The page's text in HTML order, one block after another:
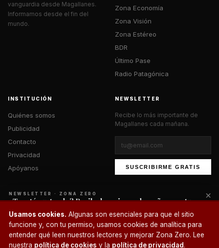
vanguardia desde Magallanes.
Informamos desde el fin del
mundo.
Zona Economía
Zona Visión
Zona Estéreo
BDR
Último Pase
Radio Patagónica
INSTITUCIÓN
Quiénes somos
Publicidad
Contacto
Privacidad
Apóyanos
NEWSLETTER
Recibe lo más importante de
Magallanes cada mañana.
SUSCRIBIRME GRATIS
© 2026 Zona Zero Media. Todos los derechos reservados.
Usamos cookies. Algunas son esenciales para que el sitio
funcione y, con tu permiso, usamos cookies de analítica para
entender qué leen nuestros lectores y mejorar Zona Zero. Lee
nuestra política de cookies y la política de privacidad.
¿Un café?
NEWSLETTER · ZONA ZERO
¿Te está gustando? Recibe lo mejor cada mañana en tu
correo.
SUSCRIBIRME
×